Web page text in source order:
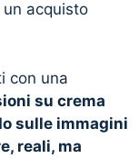
acquisto
con una
su crema
sulle immagini
reali, ma